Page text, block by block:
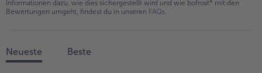
Informationen dazu, wie dies sichergestellt wird und wie bofrost* mit den
Bewertungen umgeht, findest du in unseren FAQs.
Neueste Beste